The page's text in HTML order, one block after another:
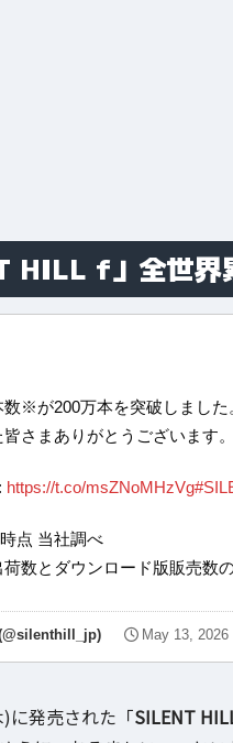
HILL f」全世界
※が200万本を突破しました
さまありがとうございます。
https://t.co/msZNoMHzVg
点 当社調べ
数とダウンロード版販売数
(@silenthill_jp) May 13, 2026
に発売された「SILENT